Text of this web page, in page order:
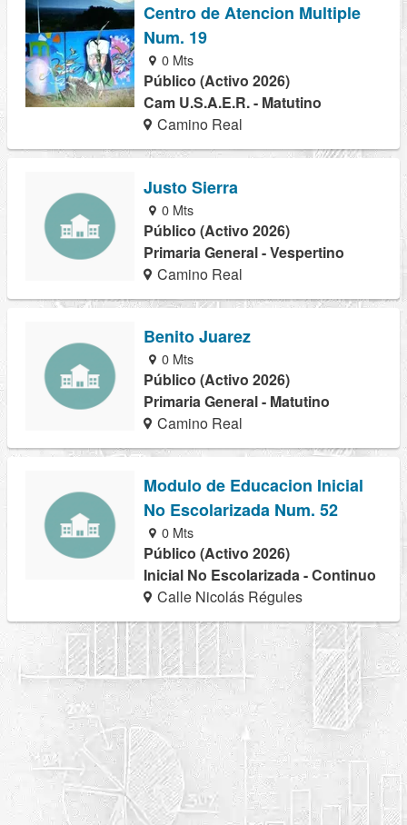
Centro de Atencion Multiple
Num. 19
0 Mts
Público (Activo 2026)
Cam U.S.A.E.R. - Matutino
Camino Real
Justo Sierra
0 Mts
Público (Activo 2026)
Primaria General - Vespertino
Camino Real
Benito Juarez
0 Mts
Público (Activo 2026)
Primaria General - Matutino
Camino Real
Modulo de Educacion Inicial
No Escolarizada Num. 52
0 Mts
Público (Activo 2026)
Inicial No Escolarizada - Continuo
Calle Nicolás Régules